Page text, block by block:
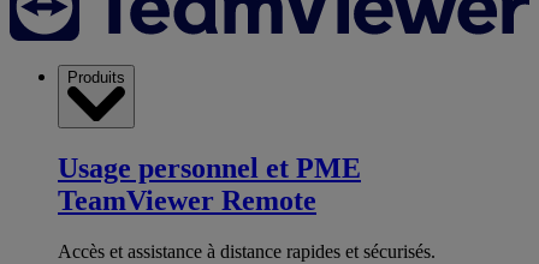
Produits
Usage personnel et PME
TeamViewer Remote
Accès et assistance à distance rapides et sécurisés.